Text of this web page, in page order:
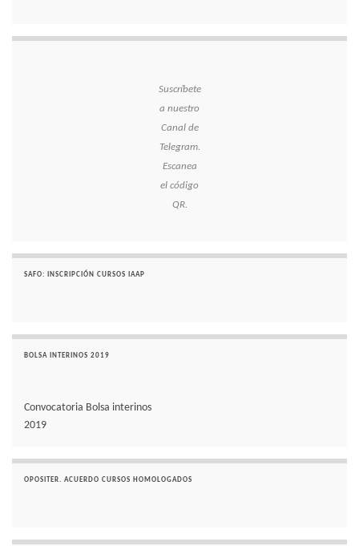
Suscríbete
a nuestro
Canal de
Telegram.
Escanea
el código
QR.
SAFO: INSCRIPCIÓN CURSOS IAAP
BOLSA INTERINOS 2019
Convocatoria Bolsa interinos
2019
OPOSITER. ACUERDO CURSOS HOMOLOGADOS